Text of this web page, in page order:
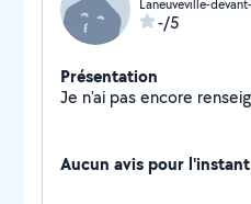
-/5
Présentation
Aucun avis pour l'instant